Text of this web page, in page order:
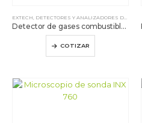
EXTECH DETECTORES Y ANALIZADORES DE GAS
Detector de gases combustibles EzFlex: Extech EZ40
COTIZAR